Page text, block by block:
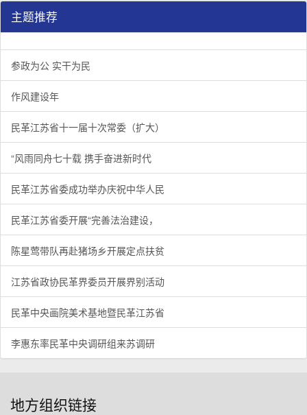
主题推荐
参政为公 实干为民
作风建设年
民革江苏省十一届十次常委（扩大）
“风雨同舟七十载 携手奋进新时代
民革江苏省委成功举办庆祝中华人民
民革江苏省委开展“完善法治建设，
陈星莺带队再赴猪场乡开展定点扶贫
江苏省政协民革界委员开展界别活动
民革中央画院美术基地暨民革江苏省
李惠东率民革中央调研组来苏调研
地方组织链接